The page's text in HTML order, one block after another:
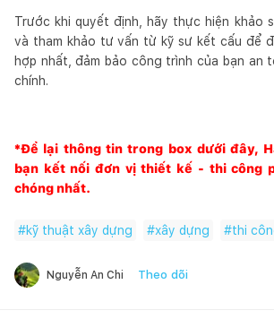
Trước khi quyết định, hãy thực hiện khảo
và tham khảo tư vấn từ kỹ sư kết cấu để
hợp nhất, đảm bảo công trình của bạn an
chính.
*Để lại thông tin trong box dưới đây,
bạn kết nối đơn vị thiết kế - thi công
chóng nhất.
#kỹ thuật xây dựng #xây dựng #thi
Nguyễn An Chi Theo dõi